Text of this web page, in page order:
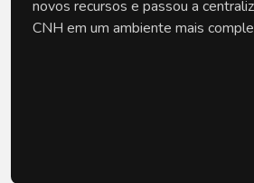
novos recursos e passou a
CNH em um ambiente mais